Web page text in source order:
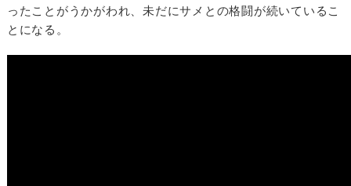
ったことがうかがわれ、未だにサメとの格闘が続いているこ
とになる。